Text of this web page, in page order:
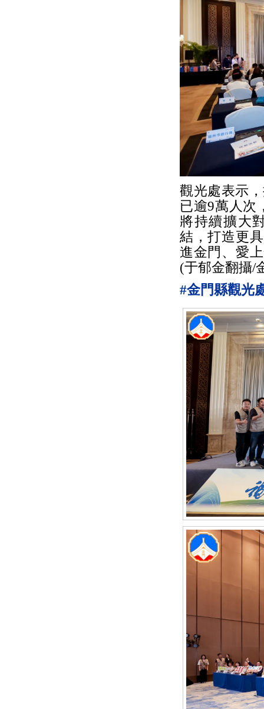
觀光處表示
已逾9萬人次
將持續擴大
結，打造更
進金門、愛
(于郁金翻攝/
#金門縣觀光